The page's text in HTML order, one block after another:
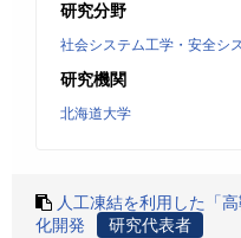
研究分野
社会システム工学・安全シ
研究機関
北海道大学
人工凍結を利用した「
化開発
研究代表者